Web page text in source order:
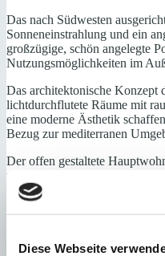
Diese Webseite
Das nach Südwesten
Sonneneinstrahlung und ein
großzügige, schön angelegte
Nutzungsmöglichkeiten im
Das architektonische Konzept
lichtdurchflutete Räume mit
eine moderne Ästhetik
Bezug zur mediterranen
Der offen gestaltete
und Kochen zu einem
vollausgestattete
ein. Edle Natursteinböden
Charakter des Interieurs und
Die Ausstattung erfüllt